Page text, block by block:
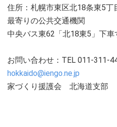
住所：札幌市東区北18条東5丁
最寄りの公共交通機関
中央バス東62「北18東5」下車
お問い合わせ：TEL 011-311-
hokkaido@iengo.ne.jp
家づくり援護会 北海道支部